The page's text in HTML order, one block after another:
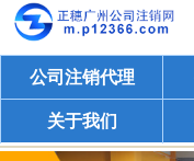
公司注销代理
关于我们